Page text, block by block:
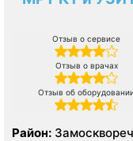
Отзыв о сервисе
Отзыв о врачах
Отзыв об
Район: